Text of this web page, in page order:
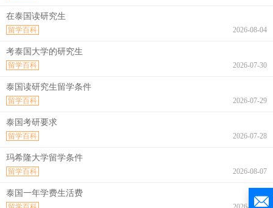
在泰国读研究生
2026-08-04
留学百科
考泰国大学的研究生
2026-07-30
留学百科
泰国读研究生留学条件
2026-07-29
留学百科
泰国考研要求
2026-07-28
留学百科
玛希隆大学留学条件
2026-08-07
留学百科
泰国一年学费生活费